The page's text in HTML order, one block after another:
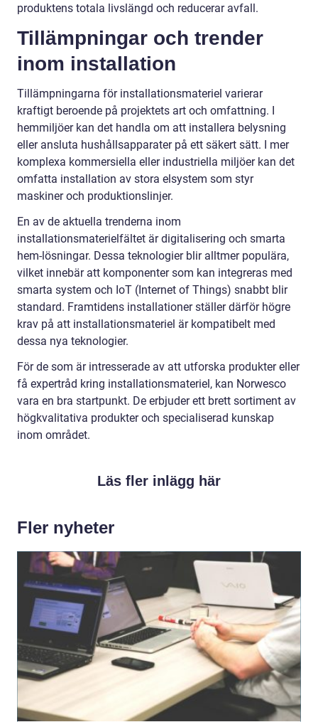
produktens totala livslängd och reducerar avfall.
Tillämpningar och trender
inom installation
Tillämpningarna för installationsmateriel varierar
kraftigt beroende på projektets art och omfattning. I
hemmiljöer kan det handla om att installera belysning
eller ansluta hushållsapparater på ett säkert sätt. I mer
komplexa kommersiella eller industriella miljöer kan det
omfatta installation av stora elsystem som styr
maskiner och produktionslinjer.
En av de aktuella trenderna inom
installationsmaterielfältet är digitalisering och smarta
hem-lösningar. Dessa teknologier blir alltmer populära,
vilket innebär att komponenter som kan integreras med
smarta system och IoT (Internet of Things) snabbt blir
standard. Framtidens installationer ställer därför högre
krav på att installationsmateriel är kompatibelt med
dessa nya teknologier.
För de som är intresserade av att utforska produkter eller
få expertråd kring installationsmateriel, kan Norwesco
vara en bra startpunkt. De erbjuder ett brett sortiment av
högkvalitativa produkter och specialiserad kunskap
inom området.
Läs fler inlägg här
Fler nyheter